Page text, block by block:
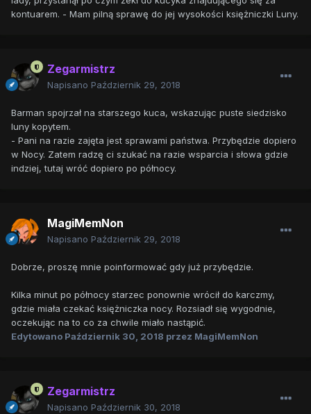
kontuarem. - Mam pilną sprawę do jej wysokości księżniczki Luny.
Zegarmistrz
Napisano Październik 29, 2018
Barman spojrzał na starszego kuca, wskazując puste siedzisko
luny kopytem.
- Pani na razie zajęta jest sprawami państwa. Przybędzie dopiero
w Nocy. Zatem radzę ci szukać na razie wsparcia i słowa gdzie
indziej, tutaj wróć dopiero po północy.
MagiMemNon
Napisano Październik 29, 2018
Dobrze, proszę mnie poinformować gdy już przybędzie.
Kilka minut po północy starzec ponownie wrócił do karczmy,
gdzie miała czekać księżniczka nocy. Rozsiadł się wygodnie,
oczekując na to co za chwile miało nastąpić.
Edytowano Październik 30, 2018 przez MagiMemNon
Zegarmistrz
Napisano Październik 30, 2018